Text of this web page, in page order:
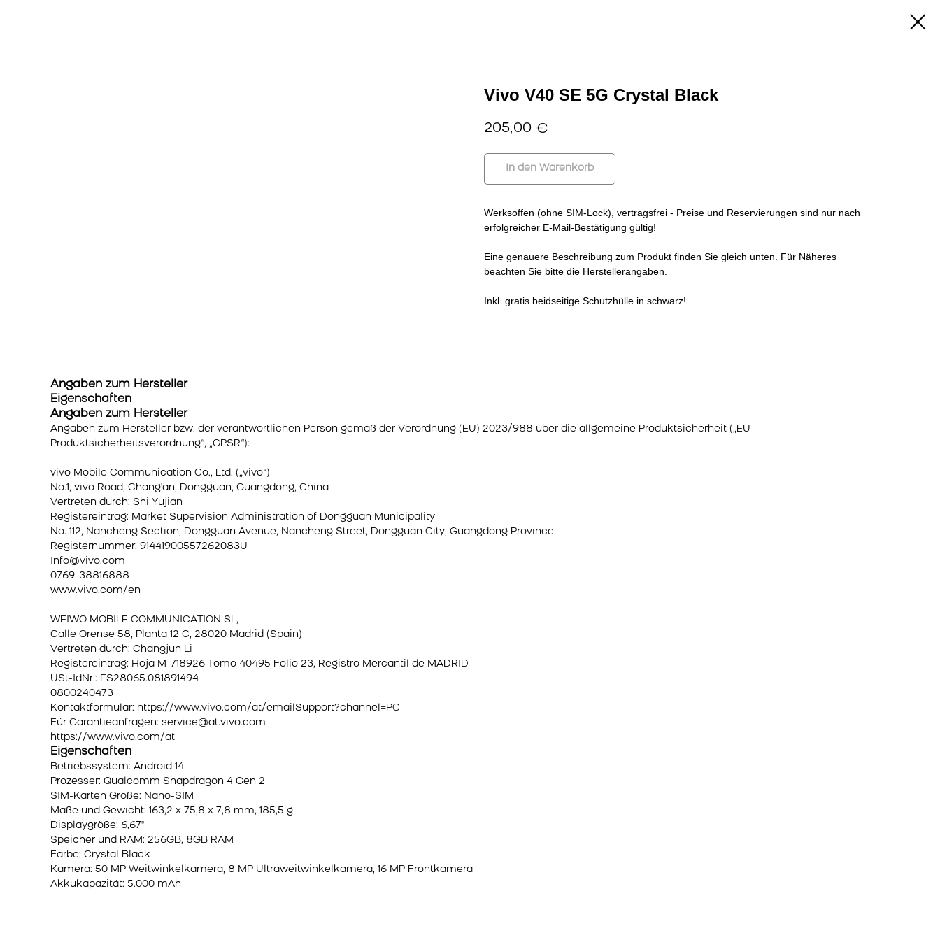
Vivo V40 SE 5G Crystal Black
205,00 €
In den Warenkorb
Werksoffen (ohne SIM-Lock), vertragsfrei - Preise und Reservierungen sind nur nach
erfolgreicher E-Mail-Bestätigung gültig!
Eine genauere Beschreibung zum Produkt finden Sie gleich unten. Für Näheres
beachten Sie bitte die Herstellerangaben.
Inkl. gratis beidseitige Schutzhülle in schwarz!
Angaben zum Hersteller
Eigenschaften
Angaben zum Hersteller
Angaben zum Hersteller bzw. der verantwortlichen Person gemäß der Verordnung (EU) 2023/988 über die allgemeine Produktsicherheit („EU-
Produktsicherheitsverordnung“, „GPSR“):
vivo Mobile Communication Co., Ltd. („vivo“)
No.1, vivo Road, Chang'an, Dongguan, Guangdong, China
Vertreten durch: Shi Yujian
Registereintrag: Market Supervision Administration of Dongguan Municipality
No. 112, Nancheng Section, Dongguan Avenue, Nancheng Street, Dongguan City, Guangdong Province
Registernummer: 91441900557262083U
Info@vivo.com
0769-38816888
www.vivo.com/en
WEIWO MOBILE COMMUNICATION SL,
Calle Orense 58, Planta 12 C, 28020 Madrid (Spain)
Vertreten durch: Changjun Li
Registereintrag: Hoja M-718926 Tomo 40495 Folio 23, Registro Mercantil de MADRID
USt-IdNr.: ES28065.081891494
0800240473
Kontaktformular: https://www.vivo.com/at/emailSupport?channel=PC
Für Garantieanfragen: service@at.vivo.com
https://www.vivo.com/at
Eigenschaften
Betriebssystem: Android 14
Prozesser: Qualcomm Snapdragon 4 Gen 2
SIM-Karten Größe: Nano-SIM
Maße und Gewicht: 163,2 x 75,8 x 7,8 mm, 185,5 g
Displaygröße: 6,67"
Speicher und RAM: 256GB, 8GB RAM
Farbe: Crystal Black
Kamera: 50 MP Weitwinkelkamera, 8 MP Ultraweitwinkelkamera, 16 MP Frontkamera
Akkukapazität: 5.000 mAh